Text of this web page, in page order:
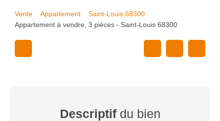
Vente Appartement
Saint-Louis 68300
Appartement à vendre, 3 pièces - Saint-Louis 68300
Descriptifdu bien